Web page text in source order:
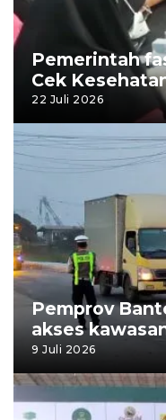
Pemerintah
Cek
22 Juli 2026
Pemprov
akses
9 Juli 2026